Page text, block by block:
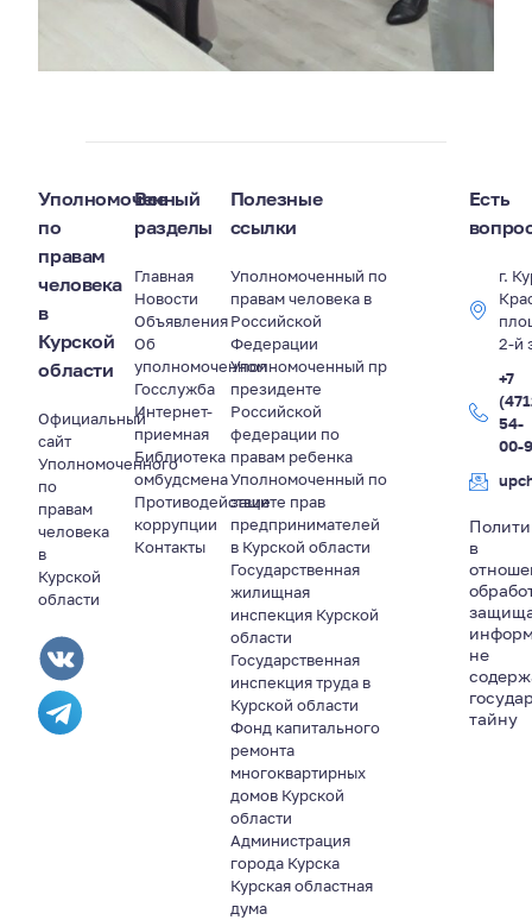
Уполномоченный
по
правам
человека
в
Курской
области
Официальный
сайт
Уполномоченного
по
правам
человека
в
Курской
области
Все
разделы
Главная
Новости
Объявления
Об
уполномоченном
Госслужба
Интернет-
приемная
Библиотека
омбудсмена
Противодействие
коррупции
Контакты
Полезные
ссылки
Уполномоченный по
правам человека в
Российской
Федерации
Уполномоченный пр
президенте
Российской
федерации по
правам ребенка
Уполномоченный по
защите прав
предпринимателей
в Курской области
Государственная
жилищная
инспекция Курской
области
Государственная
инспекция труда в
Курской области
Фонд капитального
ремонта
многоквартирных
домов Курской
области
Администрация
города Курска
Курская областная
дума
Есть
г.
2-й
+7
54-
00-
в
не
тайну